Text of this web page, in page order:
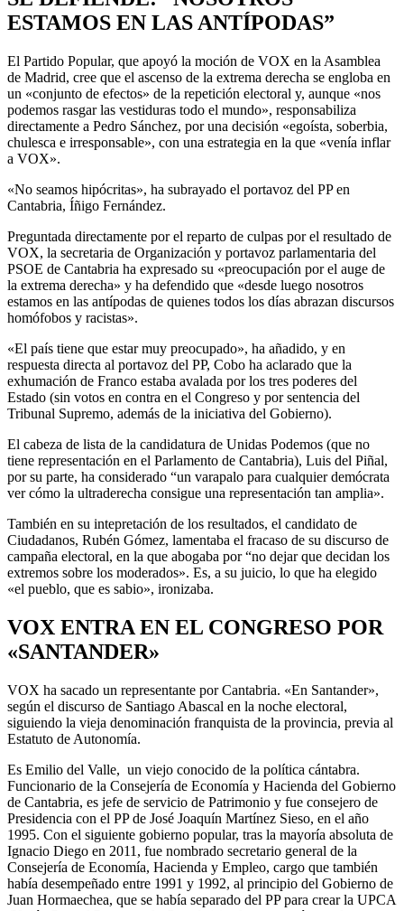
ESTAMOS EN LAS ANTÍPODAS”
El Partido Popular, que apoyó la moción de VOX en la Asamblea
de Madrid, cree que el ascenso de la extrema derecha se engloba en
un «conjunto de efectos» de la repetición electoral y, aunque «nos
podemos rasgar las vestiduras todo el mundo», responsabiliza
directamente a Pedro Sánchez, por una decisión «egoísta, soberbia,
chulesca e irresponsable», con una estrategia en la que «venía inflar
a VOX».
«No seamos hipócritas», ha subrayado el portavoz del PP en
Cantabria, Íñigo Fernández.
Preguntada directamente por el reparto de culpas por el resultado de
VOX, la secretaria de Organización y portavoz parlamentaria del
PSOE de Cantabria ha expresado su «preocupación por el auge de
la extrema derecha» y ha defendido que «desde luego nosotros
estamos en las antípodas de quienes todos los días abrazan discursos
homófobos y racistas».
«El país tiene que estar muy preocupado», ha añadido, y en
respuesta directa al portavoz del PP, Cobo ha aclarado que la
exhumación de Franco estaba avalada por los tres poderes del
Estado (sin votos en contra en el Congreso y por sentencia del
Tribunal Supremo, además de la iniciativa del Gobierno).
El cabeza de lista de la candidatura de Unidas Podemos (que no
tiene representación en el Parlamento de Cantabria), Luis del Piñal,
por su parte, ha considerado “un varapalo para cualquier demócrata
ver cómo la ultraderecha consigue una representación tan amplia».
También en su intepretación de los resultados, el candidato de
Ciudadanos, Rubén Gómez, lamentaba el fracaso de su discurso de
campaña electoral, en la que abogaba por “no dejar que decidan los
extremos sobre los moderados». Es, a su juicio, lo que ha elegido
«el pueblo, que es sabio», ironizaba.
VOX ENTRA EN EL CONGRESO POR
«SANTANDER»
VOX ha sacado un representante por Cantabria. «En Santander»,
según el discurso de Santiago Abascal en la noche electoral,
siguiendo la vieja denominación franquista de la provincia, previa al
Estatuto de Autonomía.
Es Emilio del Valle, un viejo conocido de la política cántabra.
Funcionario de la Consejería de Economía y Hacienda del Gobierno
de Cantabria, es jefe de servicio de Patrimonio y fue consejero de
Presidencia con el PP de José Joaquín Martínez Sieso, en el año
1995. Con el siguiente gobierno popular, tras la mayoría absoluta de
Ignacio Diego en 2011, fue nombrado secretario general de la
Consejería de Economía, Hacienda y Empleo, cargo que también
había desempeñado entre 1991 y 1992, al principio del Gobierno de
Juan Hormaechea, que se había separado del PP para crear la UPCA